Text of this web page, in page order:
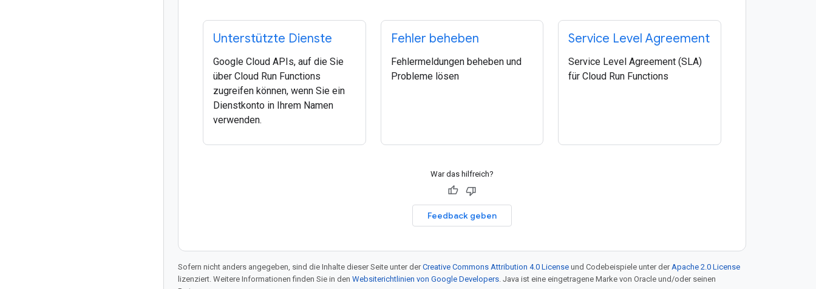
Unterstützte Dienste
Google Cloud APIs, auf die Sie
über Cloud Run Functions
zugreifen können, wenn Sie ein
Dienstkonto in Ihrem Namen
verwenden.
Fehler beheben
Fehlermeldungen beheben und
Probleme lösen
Service Level Agreement
Service Level Agreement (SLA)
für Cloud Run Functions
War das hilfreich?
Feedback geben
Sofern nicht anders angegeben, sind die Inhalte dieser Seite unter derCreative Commons Attribution 4.0 License und Codebeispiele unter derApache 2.0 License
lizenziert. Weitere Informationen finden Sie in den Websiterichtlinien von Google Developers. Java ist eine eingetragene Marke von Oracle und/oder seinen